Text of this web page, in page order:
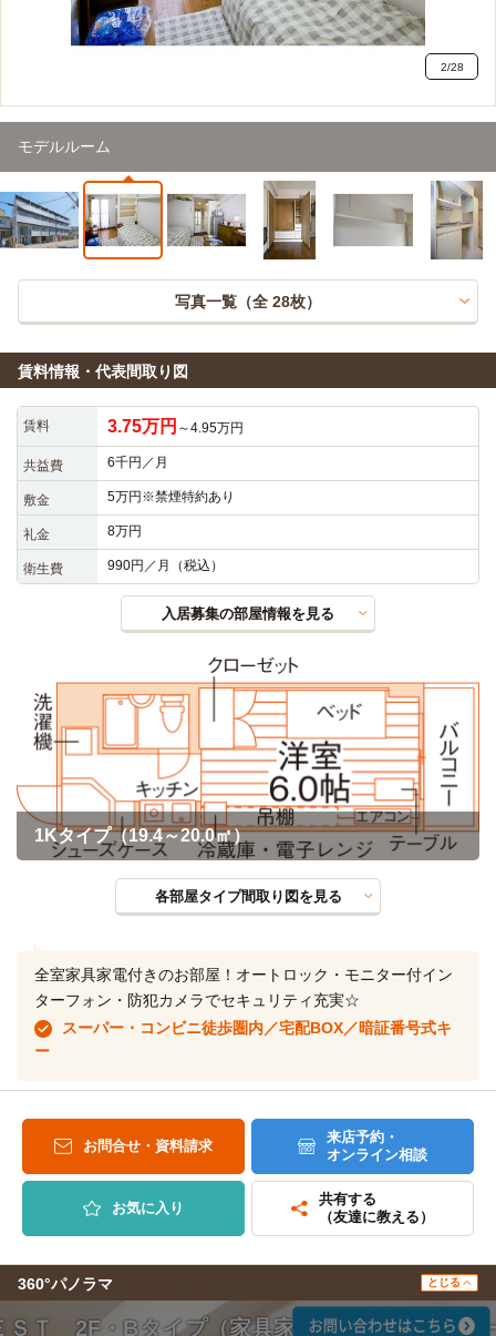
モデルルーム
2/28
写真一覧（全 28枚）
賃料情報・代表間取り図
賃料 3.75万円 ～4.95万円
共益費 6千円／月
敷金 5万円※禁煙特約あり
礼金 8万円
衛生費 990円／月（税込）
入居募集の部屋情報を見る
1Kタイプ（19.4～20.0㎡）
各部屋タイプ間取り図を見る
全室家具家電付きのお部屋！オートロック・モニター付イン
ターフォン・防犯カメラでセキュリティ充実☆
スーパー・コンビニ徒歩圏内／宅配BOX／暗証番号式キ
ー
お問合せ・資料請求
来店予約・
オンライン相談
お気に入り
共有する
（友達に教える）
360°パノラマ とじる